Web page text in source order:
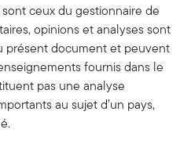
ceux du gestionnaire de
opinions et analyses sont
présent document et peuvent
fournis dans le
pas une analyse
au sujet d’un pays,